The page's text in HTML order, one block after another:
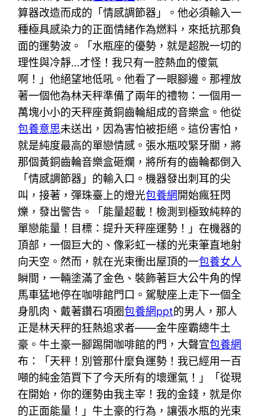
算器改造而成的「情感調節器」。他必須輸入一
種極具感染力的正面情緒作為燃料，來抵抗那負
面的運勢波。「水瓶座的優勢，就是超脫一切的
理性與冷靜…才怪！我只有一腔熱血的傻氣
啊！」他絕望地低吼。他看了一眼腳邊。那裡放
著一個他為林天秤準備了兩年的禮物：一個用一
萬塊小小的天秤座黃銅齒輪組成的音樂盒。他從
包養意思未送出，因為害怕被拒絕。這份害怕，
就是純度最高的單戀情感。張水瓶咬緊牙關，將
那個黃銅齒輪音樂盒砸爛，將所有的齒輪都倒入
「情感調節器」的輸入口。機器發出刺耳的尖
叫，接著，彈珠臺上的燈光包養網 開始瘋狂閃
爍，發出警告。「能量超載！檢測到極致純粹的
單戀能量！目標：提升天秤座運勢！」在機器的
頂部，一個巨大的、像彩虹一樣的光束筆直地射
向天空。然而，就在光束衝出屋頂的一包養女人
瞬間，一輛塗滿了金色、裝飾著巨大公牛角的悍
馬車猛地停在咖啡館門口。駕駛座上走下一個全
身肌肉、戴著鑽石項圈包養網ppt的男人，那人
正是林天秤的狂熱追求者——金牛座霸總牛土
豪。牛土豪一腳踢開咖啡館的門，大聲宣包養網
布：「天秤！別管那什麼負運勢！我已經用一百
噸的純金箔買下了今天所有的壞運氣！」「從現
在開始，你的運勢由我主宰！我的金錢，就是你
的正面能量！」牛土豪的行為，讓張水瓶的光束